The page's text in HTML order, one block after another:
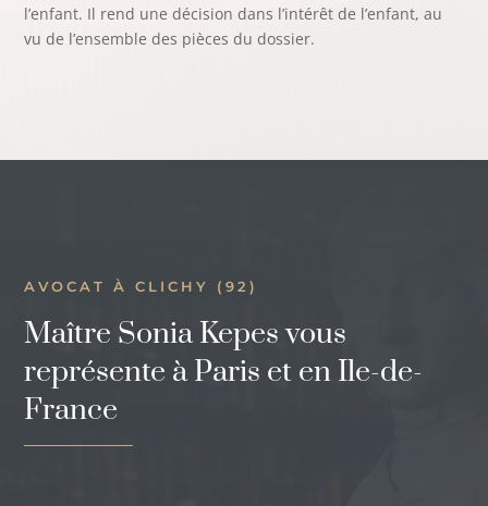
l’enfant. Il rend une décision dans l’intérêt de l’enfant, au
vu de l’ensemble des pièces du dossier.
AVOCAT À CLICHY (92)
Maître Sonia Kepes vous
représente à Paris et en Ile-de-
France